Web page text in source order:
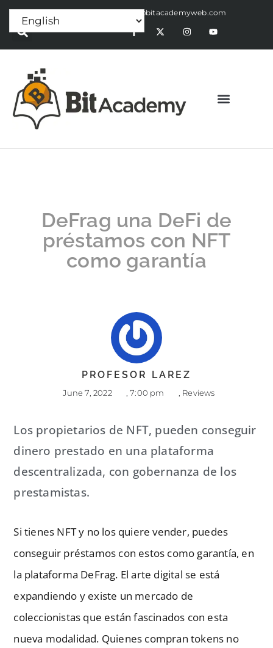
Press Release:alex@bitacademyweb.com
DeFrag una DeFi de
préstamos con NFT
como garantía
PROFESOR LAREZ
June 7, 2022 7:00 pm Reviews
Los propietarios de NFT, pueden conseguir
dinero prestado en una plataforma
descentralizada, con gobernanza de los
prestamistas.
Si tienes NFT y no los quiere vender, puedes
conseguir préstamos con estos como garantía, en
la plataforma DeFrag. El arte digital se está
expandiendo y existe un mercado de
coleccionistas que están fascinados con esta
nueva modalidad. Quienes compran tokens no